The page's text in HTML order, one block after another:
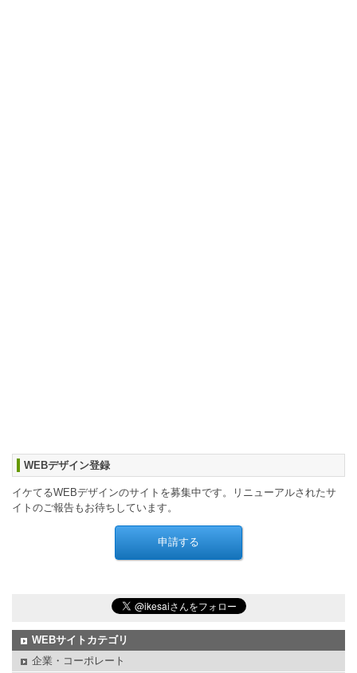
WEBデザイン登録
イケてるWEBデザインのサイトを募集中です。リニューアルされたサ
イトのご報告もお待ちしています。
WEBサイトカテゴリ
企業・コーポレート